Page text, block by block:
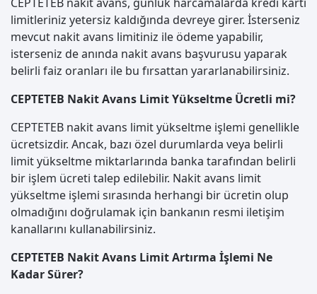
limitleriniz yetersiz kaldığında devreye girer. İsterseniz
mevcut nakit avans limitiniz ile ödeme yapabilir,
isterseniz de anında nakit avans başvurusu yaparak
belirli faiz oranları ile bu fırsattan yararlanabilirsiniz.
CEPTETEB Nakit Avans Limit Yükseltme Ücretli mi?
CEPTETEB nakit avans limit yükseltme işlemi genellikle
ücretsizdir. Ancak, bazı özel durumlarda veya belirli
limit yükseltme miktarlarında banka tarafından belirli
bir işlem ücreti talep edilebilir. Nakit avans limit
yükseltme işlemi sırasında herhangi bir ücretin olup
olmadığını doğrulamak için bankanın resmi iletişim
kanallarını kullanabilirsiniz.
CEPTETEB Nakit Avans Limit Artırma İşlemi Ne
Kadar Sürer?